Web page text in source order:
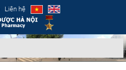
Liên hệ